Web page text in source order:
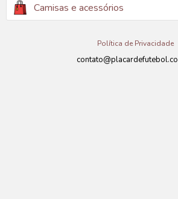
Camisas e acessórios
Política de Privacidade